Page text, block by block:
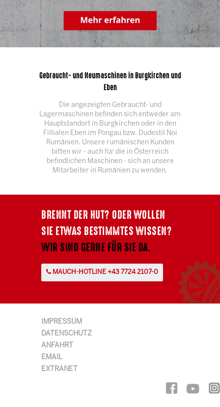
Gebraucht- und Neumaschinen in Burgkirchen und
Eben
Die angezeigten Gebraucht- und
Lagermaschinen befinden sich entweder am
Hauptstandort in Burgkirchen oder in den
Fillialen Eben im Pongau bzw. Dudestil Noi
Rumänien. Unsere rumänischen Kunden
bitten wir - auch für die in Österreich
befindlichen Maschinen - sich an unsere
Mitarbeiter in Rumänien zu wenden.
BRENNT DER HUT? ODER WOLLEN
SIE ETWAS BESTIMMTES WISSEN?
WIR SIND GERNE FÜR SIE DA.
MAUCH-HOTLINE +43 7724 2107-0
IMPRESSUM
DATENSCHUTZ
ANFAHRT
EMAIL
EXTRANET